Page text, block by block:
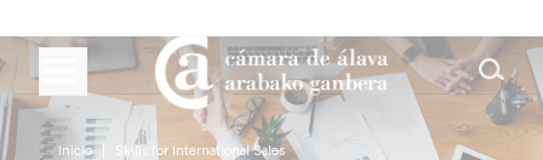
Inicio Skills for International Sales